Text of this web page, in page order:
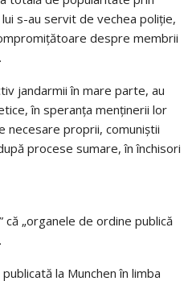
s-au servit de vechea poliţie,
despre membrii
jandarmii în mare parte, au
în speranţa menţinerii lor
necesare proprii, comuniştii
pro­cese sumare, în închisori
” că „organele de ordine publică
la Munchen în limba